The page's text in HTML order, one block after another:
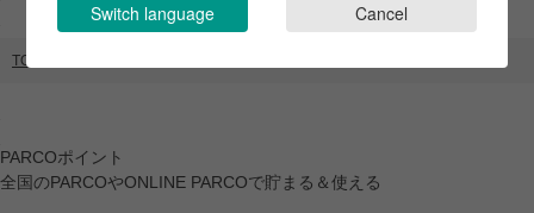
TOP
PARCOポイント
全国のPARCOやONLINE PARCOで貯まる＆使える
Switch language Cancel